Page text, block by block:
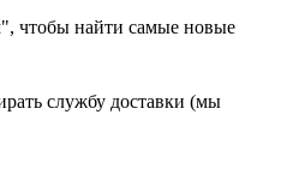
чтобы найти самые новые
службу доставки (мы